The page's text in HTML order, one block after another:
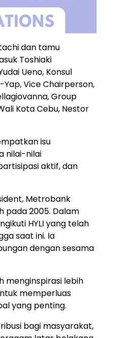
dan tamu
Toshiaki
Ueno, Konsul
Vice Chairperson,
Group
Kota Cebu, Nestor
isu
nilai-nilai
aktif, dan
Metrobank
pada 2005. Dalam
HYLI yang telah
saat ini. Ia
dengan sesama
menginspirasi lebih
memperluas
yang penting.
bagi masyarakat,